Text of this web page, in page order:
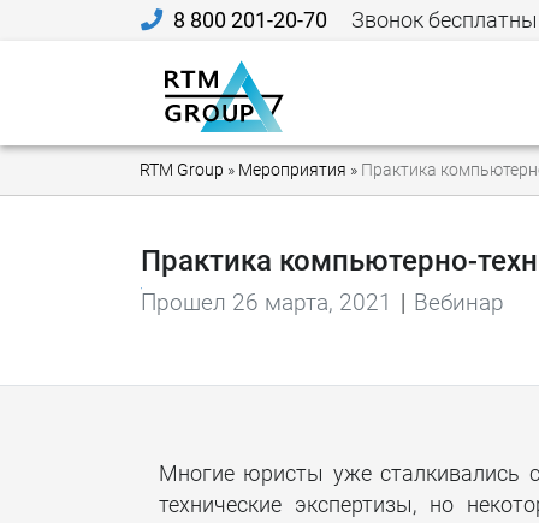
8 800 201-20-70 Звонок
RTM Group » Мероприятия » Практика
Практика компьютерно-
Прошел 26 марта, 2021 Вебинар
Многие юристы уже сталкивались
технические экспертизы, но